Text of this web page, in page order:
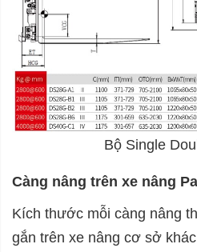
Bộ Single
Càng nâng trên xe nâng
Kích thước mỗi càng nâng
gắn trên xe nâng cơ sở